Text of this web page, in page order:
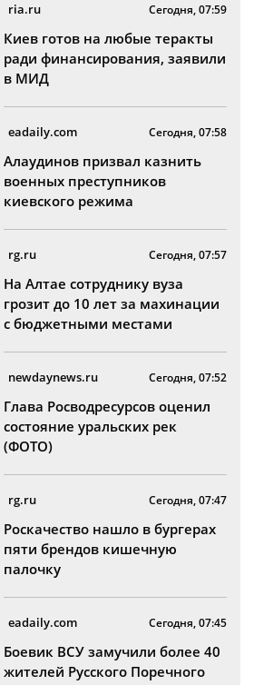
ria.ru Сегодня, 07:59
Киев готов на любые теракты
ради финансирования, заявили
в МИД
eadaily.com Сегодня, 07:58
Алаудинов призвал казнить
военных преступников
киевского режима
rg.ru Сегодня, 07:57
На Алтае сотруднику вуза
грозит до 10 лет за махинации
с бюджетными местами
newdaynews.ru Сегодня, 07:52
Глава Росводресурсов оценил
состояние уральских рек
(ФОТО)
rg.ru Сегодня, 07:47
Роскачество нашло в бургерах
пяти брендов кишечную
палочку
eadaily.com Сегодня, 07:45
Боевик ВСУ замучили более 40
жителей Русского Поречного